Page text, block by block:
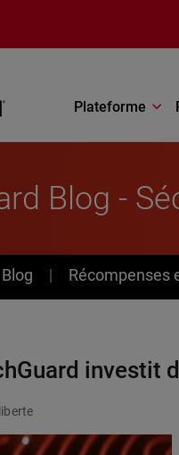
Plateforme
Blog -
Blog Récompenses
investit